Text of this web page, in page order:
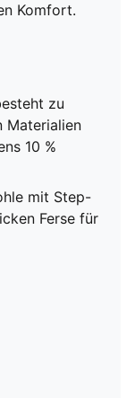
Komfort.
zu
Materialien
10 %
mit Step-
Ferse für